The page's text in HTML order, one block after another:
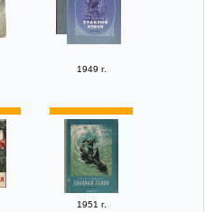
1949 г.
1951 г.